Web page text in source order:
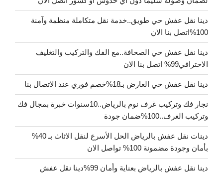
دينا نقل عفش حي طويق..خدمة نقل متكاملة منظمة وآمنة
100%اتصل بنا الان
دينا نقل عفش حي الصحافة..مع الفك والتركيب والتغليف
الاحترافي99% اتصل بنا الان
دينا نقل عفش حي العارض بـ18%خصم فوري عند الاتصال بنا
نجار فك وتركيب غرف نوم بالرياض..10سنوات خبرة بمجال فك
وتركيب الغرف..100%ضمان جودة
دينات نقل عفش بالرياض الحل الأسرع لنقل الاثاث بـ 40%
بأمان وجودة مضمونة 100% تواصل الان
دينا نقل عفش بالرياض بعناية وأمان 99%دينا نقل عفش